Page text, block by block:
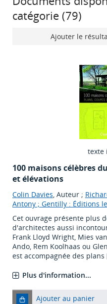
catégorie (79)
Ajouter le
texte
100 maisons célèbres
et élévations
Colin Davies, Auteur ;
Antony ; Gentilly : Éditions
Cet ouvrage présente plus
d'architectes aussi
Frank Lloyd Wright, Mies
Ando, Rem Koolhaas ou
est accompagnée des plans
Plus d'information...
Ajouter au panier